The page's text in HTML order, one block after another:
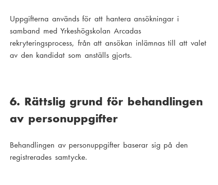
Uppgifterna används för att hantera ansökningar i
samband med Yrkeshögskolan Arcadas
rekryteringsprocess, från att ansökan inlämnas till att valet
av den kandidat som anställs gjorts.
6. Rättslig grund för behandlingen
av personuppgifter
Behandlingen av personuppgifter baserar sig på den
registrerades samtycke.